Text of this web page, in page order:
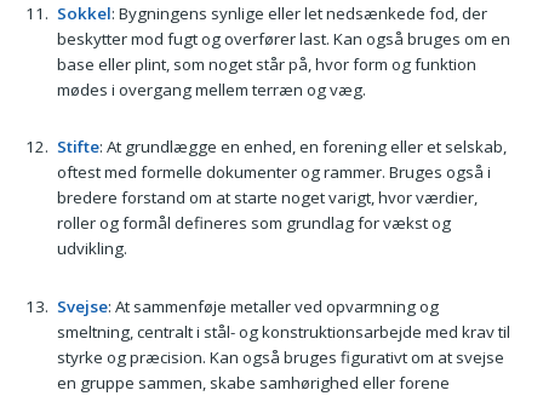
Sokkel: Bygningens synlige eller let nedsænkede fod, der
beskytter mod fugt og overfører last. Kan også bruges om en
base eller plint, som noget står på, hvor form og funktion
mødes i overgang mellem terræn og væg.
Stifte: At grundlægge en enhed, en forening eller et selskab,
oftest med formelle dokumenter og rammer. Bruges også i
bredere forstand om at starte noget varigt, hvor værdier,
roller og formål defineres som grundlag for vækst og
udvikling.
Svejse: At sammenføje metaller ved opvarmning og
smeltning, centralt i stål- og konstruktionsarbejde med krav til
styrke og præcision. Kan også bruges figurativt om at svejse
en gruppe sammen, skabe samhørighed eller forene